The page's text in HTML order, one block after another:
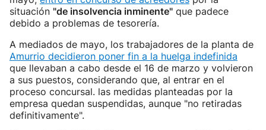
situación "de insolvencia inminente" que padece
debido a problemas de tesorería.
A mediados de mayo, los trabajadores de la planta de
Amurrio decidieron poner fin a la huelga indefinida
que llevaban a cabo desde el 16 de marzo y volvieron
a sus puestos, considerando que, al entrar en el
proceso concursal. las medidas planteadas por la
empresa quedan suspendidas, aunque "no retiradas
definitivamente".